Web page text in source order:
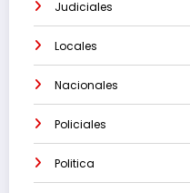
Judiciales
Locales
Nacionales
Policiales
Politica